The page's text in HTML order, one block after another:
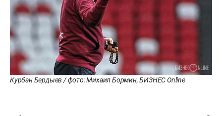
Курбан Бердыев / фото: Михаил Бормин, БИЗНЕС Online